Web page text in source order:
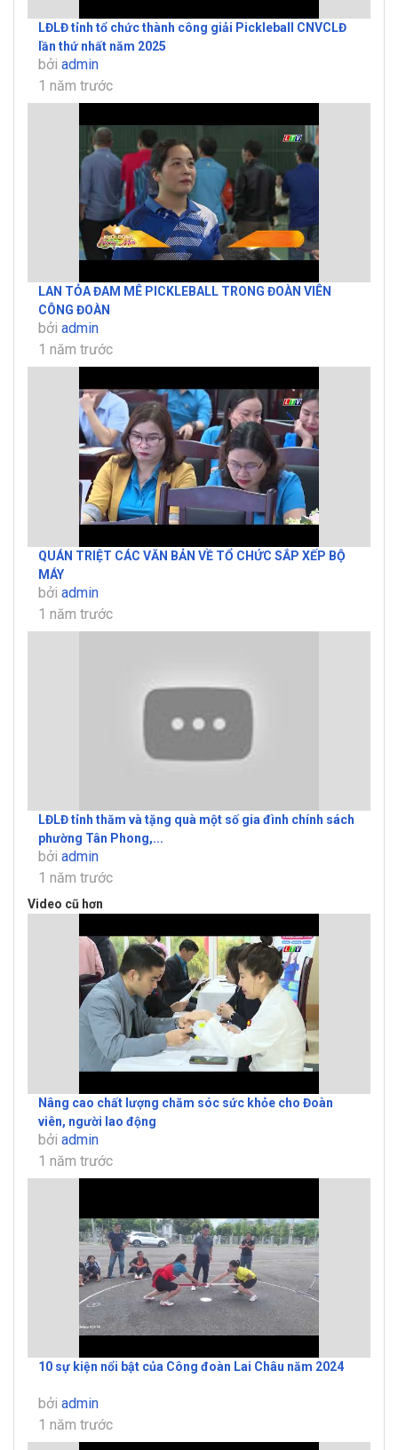
LĐLĐ tỉnh tổ chức thành công giải Pickleball CNVCLĐ
lần thứ nhất năm 2025
bởi admin
1 năm trước
LAN TỎA ĐAM MÊ PICKLEBALL TRONG ĐOÀN VIÊN
CÔNG ĐOÀN
bởi admin
1 năm trước
QUÁN TRIỆT CÁC VĂN BẢN VỀ TỔ CHỨC SẮP XẾP BỘ
MÁY
bởi admin
1 năm trước
LĐLĐ tỉnh thăm và tặng quà một số gia đình chính sách
phường Tân Phong,...
bởi admin
1 năm trước
Video cũ hơn
Nâng cao chất lượng chăm sóc sức khỏe cho Đoàn
viên, người lao động
bởi admin
1 năm trước
10 sự kiện nổi bật của Công đoàn Lai Châu năm 2024
bởi admin
1 năm trước